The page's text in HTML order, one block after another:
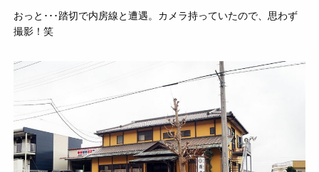
おっと･･･踏切で内房線と遭遇。カメラ持っていたので、思わず
撮影！笑